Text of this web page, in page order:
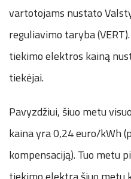
vartotojams nustato
reguliavimo taryba
tiekimo elektros kainą
tiekėjai.
Pavyzdžiui, šiuo metu
kaina yra 0,24 euro/kWh
kompensaciją). Tuo metu